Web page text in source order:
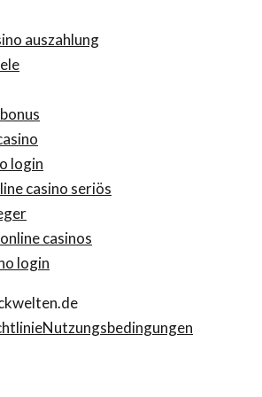
auszahlung
login
casino seriös
casinos
login
Nutzungsbedingungen